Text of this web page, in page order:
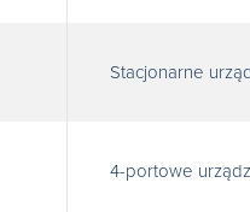
Stacjonarne
4-portowe